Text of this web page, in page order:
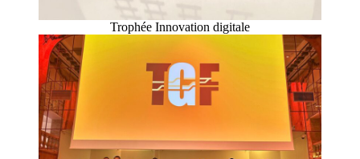
Trophée Innovation digitale